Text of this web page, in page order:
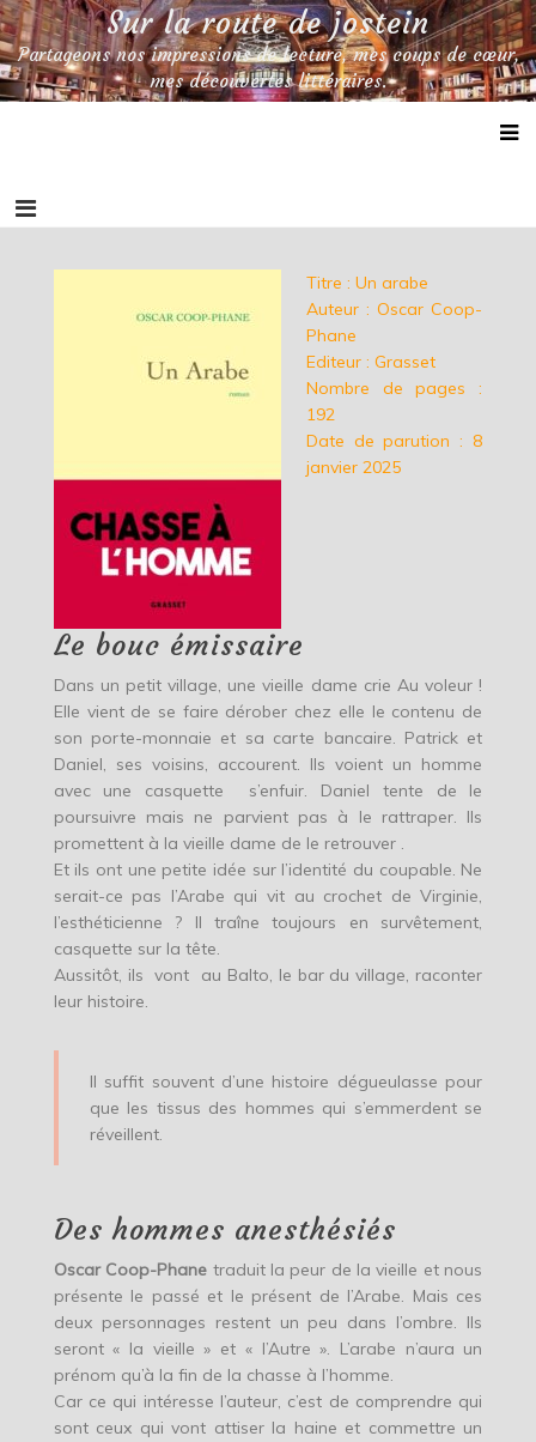
Skip
to
content
Sur la route de jostein
Partageons nos impressions de lecture, mes coups de cœur,
mes découvertes littéraires.
Titre : Un arabe
Auteur : Oscar Coop-
Phane
Editeur : Grasset
Nombre de pages :
192
Date de parution : 8
janvier 2025
Le bouc émissaire
Dans un petit village, une vieille dame crie Au voleur !
Elle vient de se faire dérober chez elle le contenu de
son porte-monnaie et sa carte bancaire. Patrick et
Daniel, ses voisins, accourent. Ils voient un homme
avec une casquette s’enfuir. Daniel tente de le
poursuivre mais ne parvient pas à le rattraper. Ils
promettent à la vieille dame de le retrouver .
Et ils ont une petite idée sur l’identité du coupable. Ne
serait-ce pas l’Arabe qui vit au crochet de Virginie,
l’esthéticienne ? Il traîne toujours en survêtement,
casquette sur la tête.
Aussitôt, ils vont au Balto, le bar du village, raconter
leur histoire.
Il suffit souvent d’une histoire dégueulasse pour
que les tissus des hommes qui s’emmerdent se
réveillent.
Des hommes anesthésiés
Oscar Coop-Phane traduit la peur de la vieille et nous
présente le passé et le présent de l’Arabe. Mais ces
deux personnages restent un peu dans l’ombre. Ils
seront « la vieille » et « l’Autre ». L’arabe n’aura un
prénom qu’à la fin de la chasse à l’homme.
Car ce qui intéresse l’auteur, c’est de comprendre qui
sont ceux qui vont attiser la haine et commettre un